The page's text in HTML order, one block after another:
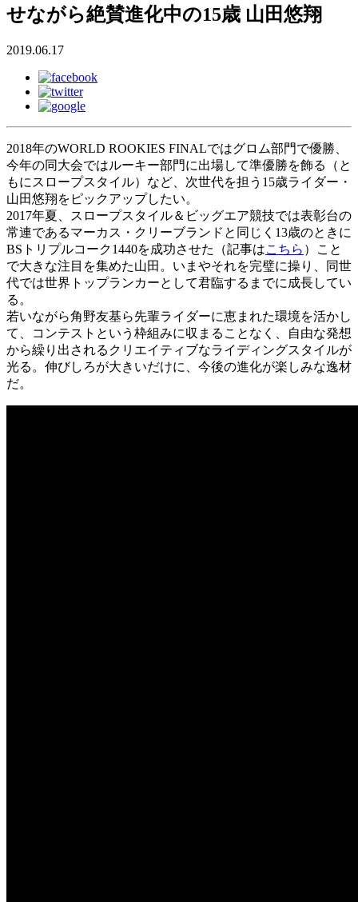
せながら絶賛進化中の15歳 山田悠翔
2019.06.17
2018年のWORLD ROOKIES FINALではグロム部門で優勝、
今年の同大会ではルーキー部門に出場して準優勝を飾る（と
もにスロープスタイル）など、次世代を担う15歳ライダー・
山田悠翔をピックアップしたい。
2017年夏、スロープスタイル＆ビッグエア競技では表彰台の
常連であるマーカス・クリーブランドと同じく13歳のときに
BSトリプルコーク1440を成功させた（記事はこちら ）こと
で大きな注目を集めた山田。いまやそれを完璧に操り、同世
代では世界トップランカーとして君臨するまでに成長してい
る。
若いながら角野友基ら先輩ライダーに恵まれた環境を活かし
て、コンテストという枠組みに収まることなく、自由な発想
から繰り出されるクリエイティブなライディングスタイルが
光る。伸びしろが大きいだけに、今後の進化が楽しみな逸材
だ。